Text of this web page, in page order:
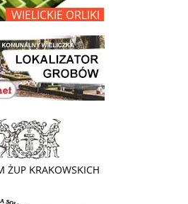
grobów na wielickim cmentarzu - grobnet
- Muzeum Żup Krakowskich Wieliczka
Kopalni Soli Wieliczka